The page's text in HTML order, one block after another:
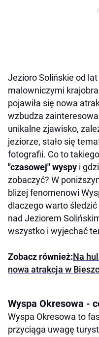
Jezioro Solińskie od
malowniczymi
pojawiła się nowa
wzbudza
unikalne zjawisko,
jeziorze, stało się
fotografii. Co to
"czasowej" wyspy i
zobaczyć? W
bliżej fenomenowi
dlaczego warto
nad Jeziorem
wszystko i wyjechać
Zobacz również:Na
nowa atrakcja w
Wyspa Okresowa -
Wyspa Okresowa to
przyciąga uwagę